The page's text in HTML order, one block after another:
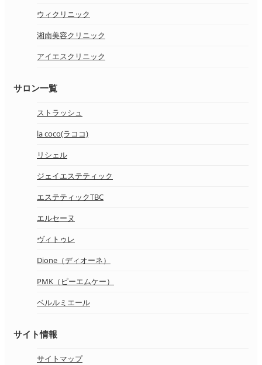
ウィクリニック
湘南美容クリニック
アイエスクリニック
サロン一覧
ストラッシュ
la coco(ラココ)
リシェル
ジェイエステティック
エステティックTBC
エルセーヌ
ヴィトゥレ
Dione（ディオーネ）
PMK（ピーエムケー）
ベルルミエール
サイト情報
サイトマップ